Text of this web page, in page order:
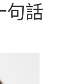
句話